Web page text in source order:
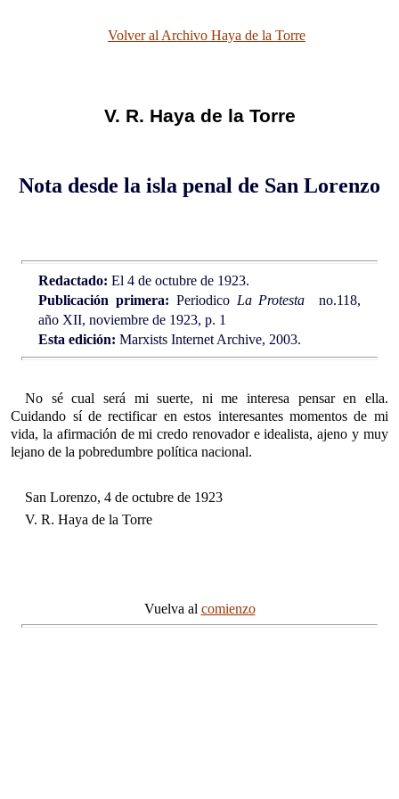
Volver al Archivo Haya de la Torre
V. R. Haya de la Torre
Nota desde la isla penal de San Lorenzo
Redactado: El 4 de octubre de 1923.
Publicación primera: Periodico La Protesta no.118,
año XII, noviembre de 1923, p. 1
Esta edición: Marxists Internet Archive, 2003.
No sé cual será mi suerte, ni me interesa pensar en ella.
Cuidando sí de rectificar en estos interesantes momentos de mi
vida, la afirmación de mi credo renovador e idealista, ajeno y muy
lejano de la pobredumbre política nacional.
San Lorenzo, 4 de octubre de 1923
V. R. Haya de la Torre
Vuelva al comienzo